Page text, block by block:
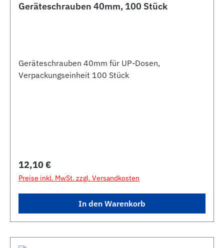
Geräteschrauben 40mm, 100 Stück
Geräteschrauben 40mm für UP-Dosen,
Verpackungseinheit 100 Stück
Regulärer Preis:
12,10 €
Preise inkl. MwSt. zzgl. Versandkosten
In den Warenkorb